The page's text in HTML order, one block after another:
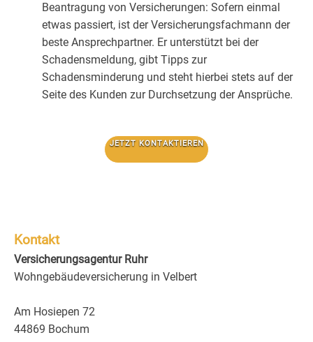
Beantragung von Versicherungen: Sofern einmal
etwas passiert, ist der Versicherungsfachmann der
beste Ansprechpartner. Er unterstützt bei der
Schadensmeldung, gibt Tipps zur
Schadensminderung und steht hierbei stets auf der
Seite des Kunden zur Durchsetzung der Ansprüche.
JETZT KONTAKTIEREN
Kontakt
Versicherungsagentur Ruhr
Wohngebäudeversicherung in Velbert
Am Hosiepen 72
44869 Bochum